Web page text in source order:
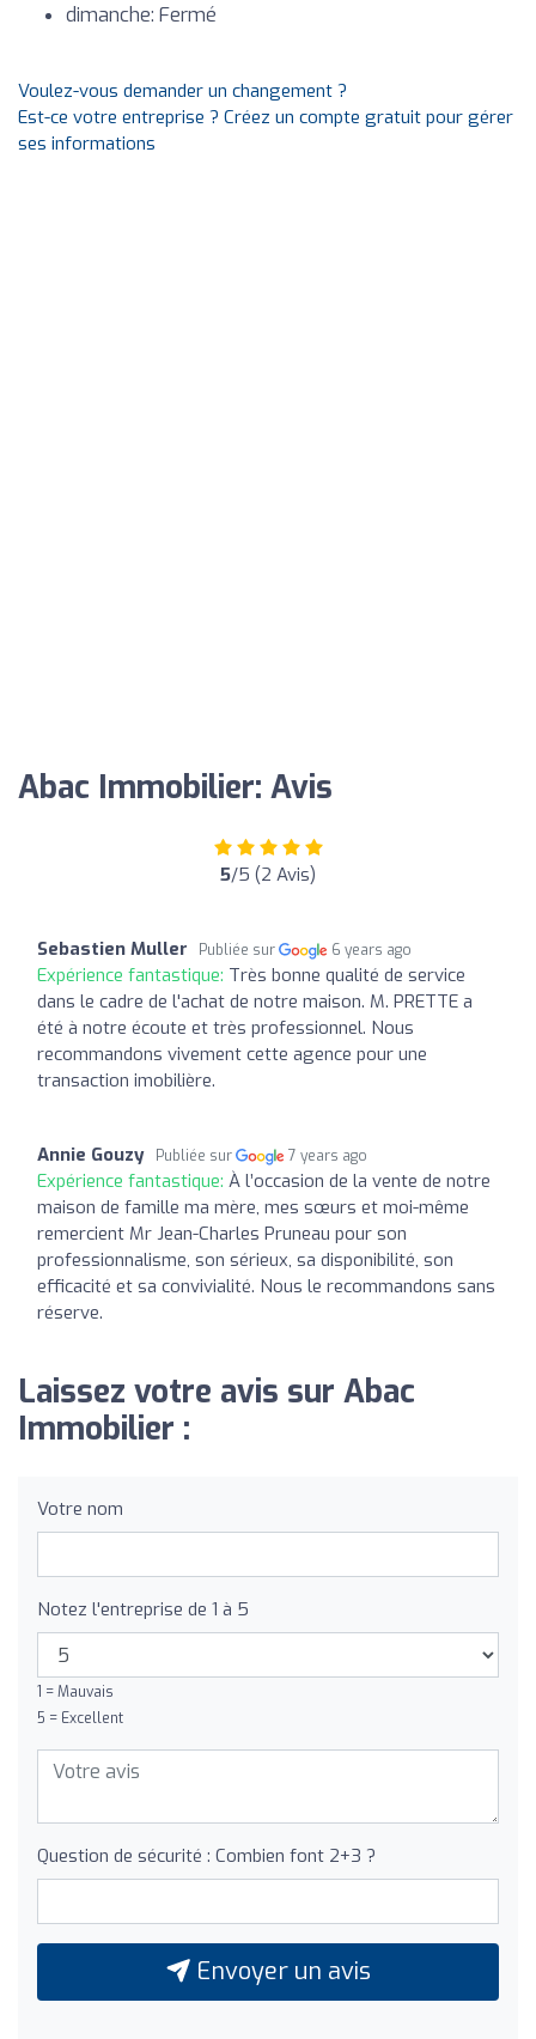
dimanche: Fermé
Voulez-vous demander un changement ?
Est-ce votre entreprise ? Créez un compte gratuit pour gérer
ses informations
Abac Immobilier: Avis
5/5 (2 Avis)
Sebastien Muller Publiée sur 6 years ago
Expérience fantastique: Très bonne qualité de service
dans le cadre de l'achat de notre maison. M. PRETTE a
été à notre écoute et très professionnel. Nous
recommandons vivement cette agence pour une
transaction imobilière.
Annie Gouzy Publiée sur 7 years ago
Expérience fantastique: À l’occasion de la vente de notre
maison de famille ma mère, mes sœurs et moi-même
remercient Mr Jean-Charles Pruneau pour son
professionnalisme, son sérieux, sa disponibilité, son
efficacité et sa convivialité. Nous le recommandons sans
réserve.
Laissez votre avis sur Abac
Immobilier :
Votre nom
Notez l'entreprise de 1 à 5
1 = Mauvais
5 = Excellent
Question de sécurité : Combien font 2+3 ?
Envoyer un avis